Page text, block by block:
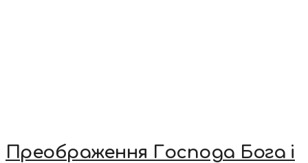
Преображення Господа Бога і